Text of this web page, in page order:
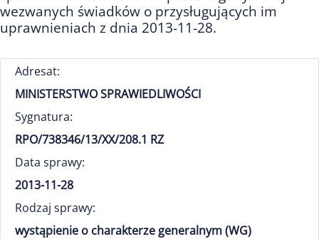
wezwanych świadków o przysługujących im
uprawnieniach z dnia 2013-11-28.
Adresat:
MINISTERSTWO SPRAWIEDLIWOŚCI
Sygnatura:
RPO/738346/13/XX/208.1 RZ
Data sprawy:
2013-11-28
Rodzaj sprawy:
wystąpienie o charakterze generalnym (WG)